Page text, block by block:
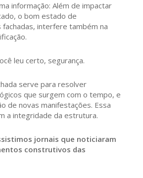
informação: Além de impactar
o bom estado de
fachadas, interfere também na
leu certo, segurança.
serve para resolver
que surgem com o tempo, e
de novas manifestações. Essa
a integridade da estrutura.
jornais que noticiaram
construtivos das